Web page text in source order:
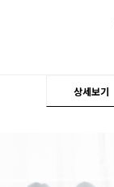
상세보기